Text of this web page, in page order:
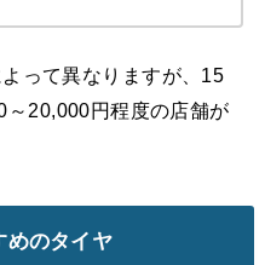
って異なりますが、15
～20,000円程度の店舗が
めのタイヤ